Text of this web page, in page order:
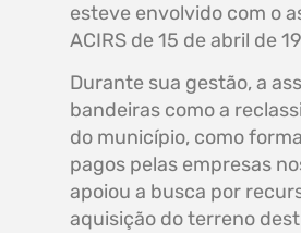
esteve envolvido com o
ACIRS de 15 de abril de
Durante sua gestão, a
bandeiras como a
do município, como
pagos pelas empresas
apoiou a busca por
aquisição do terreno